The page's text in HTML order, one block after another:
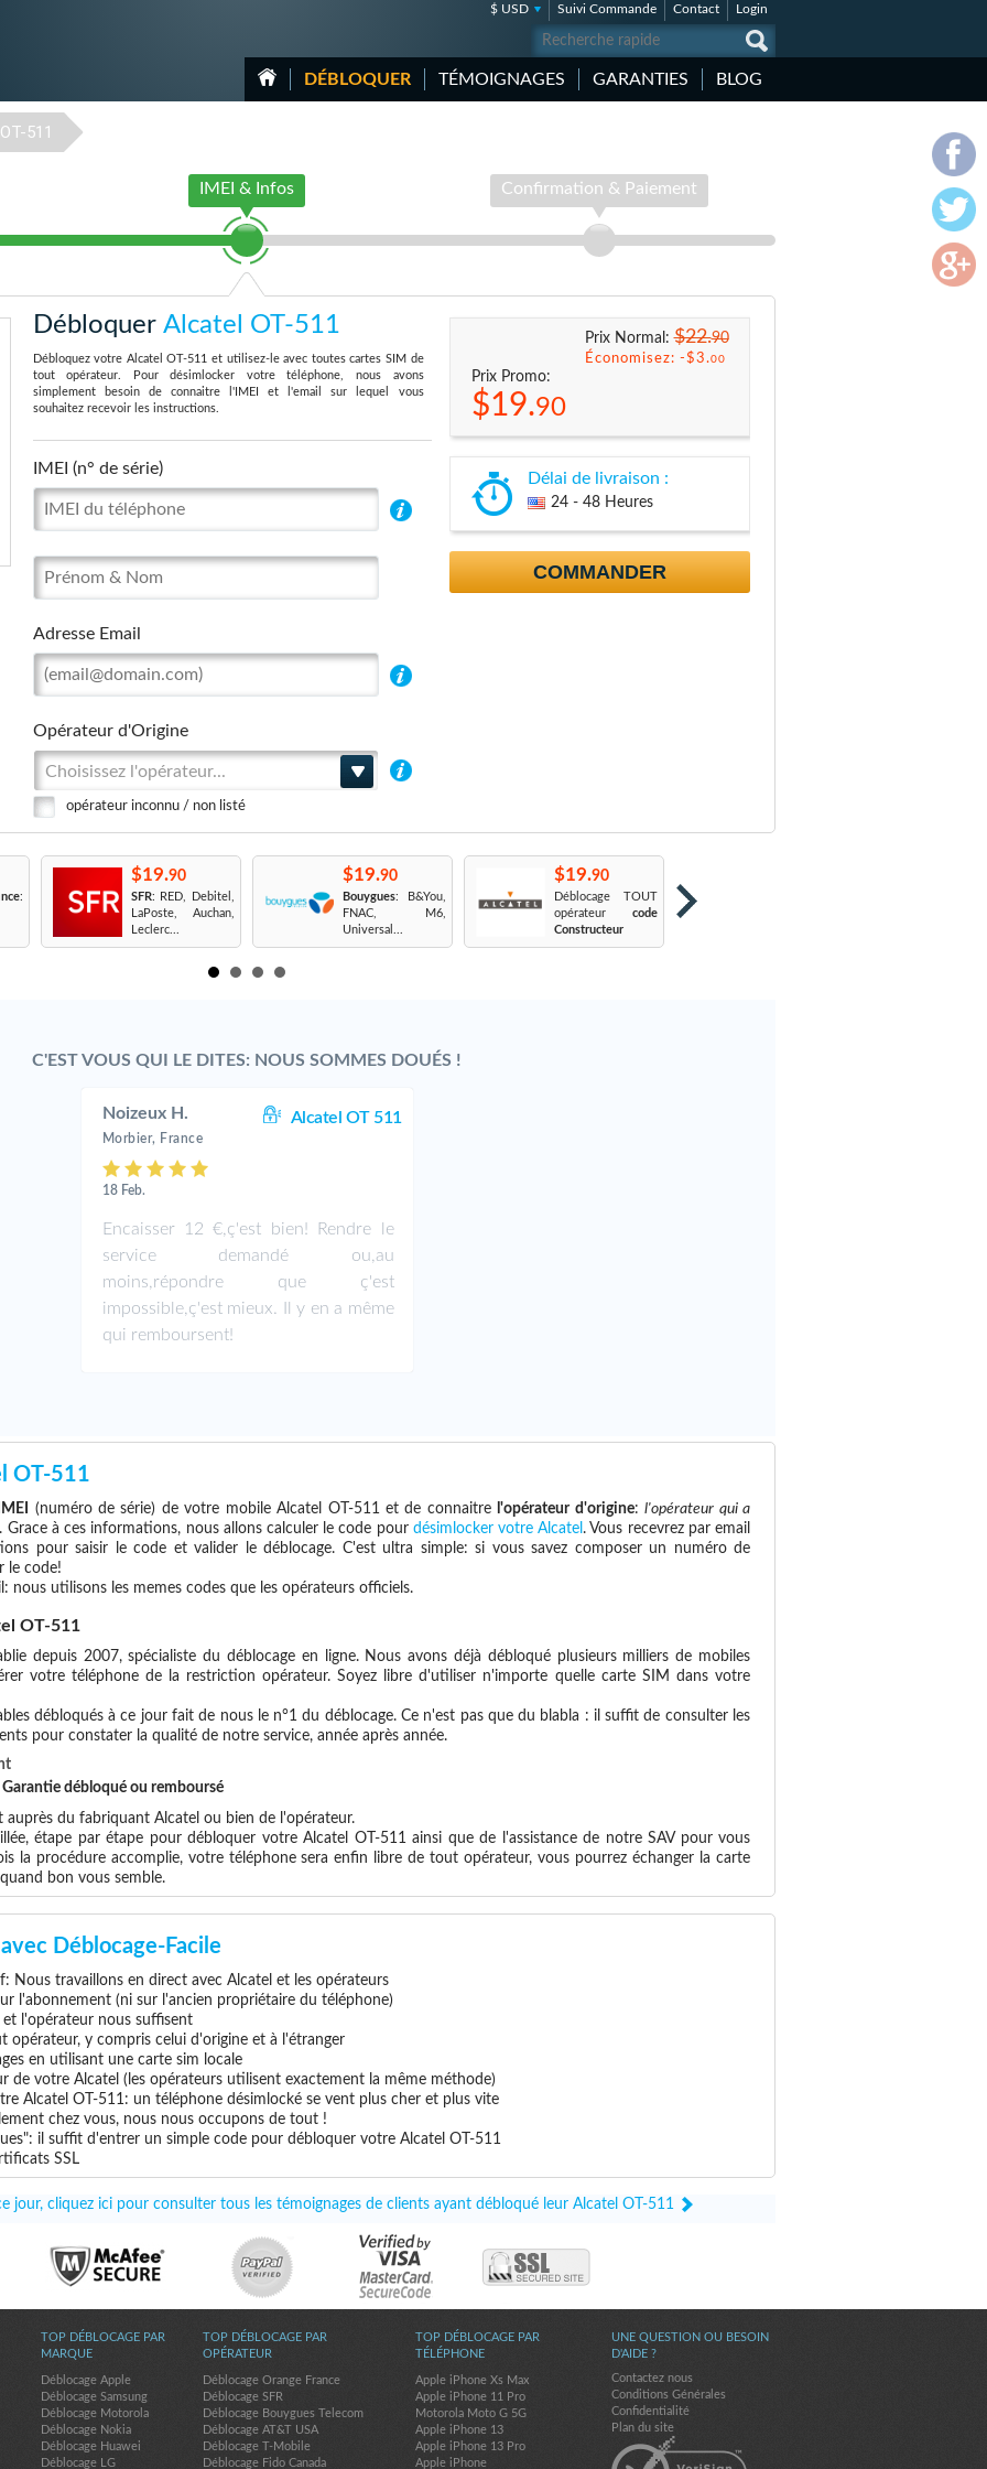
$ USD Suivi Commande Contact Login
DÉBLOQUER TÉMOIGNAGES GARANTIES BLOG
OT-511
IMEI & Infos Confirmation & Paiement
Débloquer Alcatel OT-511
Débloquez votre Alcatel OT-511 et utilisez-le avec toutes cartes SIM de
tout opérateur. Pour désimlocker votre téléphone, nous avons
simplement besoin de connaitre l'IMEI et l'email sur lequel vous
souhaitez recevoir les instructions.
IMEI (n° de série)
Adresse Email
Opérateur d'Origine
Choisissez l'opérateur...
opérateur inconnu / non listé
Prix Normal:$22.90
Économisez: -$3.00
Prix Promo:
$19.90
Délai de livraison :
24 - 48 Heures
COMMANDER
:
$19.90
SFR: RED, Debitel,
LaPoste, Auchan,
Leclerc...
$19.90
Bouygues: B&You,
FNAC, M6,
Universal...
$19.90
Déblocage TOUT
opérateur code
Constructeur
C'EST VOUS QUI LE DITES: NOUS SOMMES DOUÉS !
Noizeux H. Alcatel OT 511
Morbier, France
18 Feb.
Encaisser 12 €,ç'est bien! Rendre le
service demandé ou,au
moins,répondre que ç'est
impossible,ç'est mieux. Il y en a même
qui remboursent!
OT-511
(numéro de série) de votre mobile Alcatel OT-511 et de connaitre l'opérateur d'origine:l'opérateur qui a
. Grace à ces informations, nous allons calculer le code pour désimlocker votre Alcatel . Vous recevrez par email
pour saisir le code et valider le déblocage. C'est ultra simple: si vous savez composer un numéro de
le code!
nous utilisons les memes codes que les opérateurs officiels.
OT-511
depuis 2007, spécialiste du déblocage en ligne. Nous avons déjà débloqué plusieurs milliers de mobiles
votre téléphone de la restriction opérateur. Soyez libre d'utiliser n'importe quelle carte SIM dans votre
débloqués à ce jour fait de nous le n°1 du déblocage. Ce n'est pas que du blabla : il suffit de consulter les
pour constater la qualité de notre service, année après année.
débloqué ou remboursé
du fabriquant Alcatel ou bien de l'opérateur.
étape par étape pour débloquer votre Alcatel OT-511 ainsi que de l'assistance de notre SAV pour vous
la procédure accomplie, votre téléphone sera enfin libre de tout opérateur, vous pourrez échanger la carte
bon vous semble.
Déblocage-Facile
Nous travaillons en direct avec Alcatel et les opérateurs
l'abonnement (ni sur l'ancien propriétaire du téléphone)
et l'opérateur nous suffisent
opérateur, y compris celui d'origine et à l'étranger
en utilisant une carte sim locale
de votre Alcatel (les opérateurs utilisent exactement la même méthode)
Alcatel OT-511: un téléphone désimlocké se vent plus cher et plus vite
chez vous, nous nous occupons de tout !
il suffit d'entrer un simple code pour débloquer votre Alcatel OT-511
SSL
jour, cliquez ici pour consulter tous les témoignages de clients ayant débloqué leur Alcatel OT-511
UNE QUESTION OU BESOIN
D'AIDE ?
Contactez nous
Conditions Générales
Confidentialité
Plan du site
TOP DÉBLOCAGE PAR
MARQUE
Déblocage Apple
Déblocage Samsung
Déblocage Motorola
Déblocage Nokia
Déblocage Huawei
Déblocage LG
TOP DÉBLOCAGE PAR
OPÉRATEUR
Déblocage Orange France
Déblocage SFR
Déblocage Bouygues Telecom
Déblocage AT&T USA
Déblocage T-Mobile
Déblocage Fido Canada
TOP DÉBLOCAGE PAR
TÉLÉPHONE
Apple iPhone Xs Max
Apple iPhone 11 Pro
Motorola Moto G 5G
Apple iPhone 13
Apple iPhone 13 Pro
Apple iPhone